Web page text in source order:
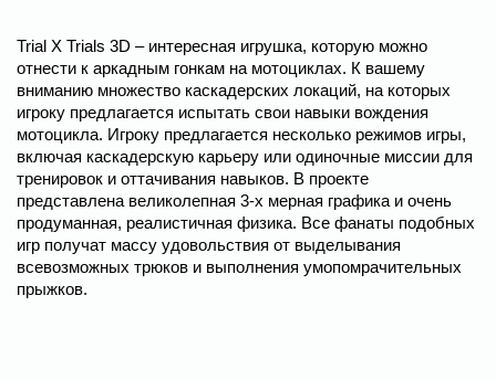
Trial X Trials 3D – интересная игрушка, которую можно
отнести к аркадным гонкам на мотоциклах. К вашему
вниманию множество каскадерских локаций, на которых
игроку предлагается испытать свои навыки вождения
мотоцикла. Игроку предлагается несколько режимов игры,
включая каскадерскую карьеру или одиночные миссии для
тренировок и оттачивания навыков. В проекте
представлена великолепная 3-х мерная графика и очень
продуманная, реалистичная физика. Все фанаты подобных
игр получат массу удовольствия от выделывания
всевозможных трюков и выполнения умопомрачительных
прыжков.